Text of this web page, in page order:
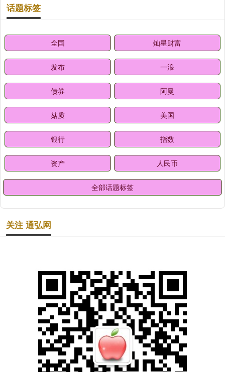
话题标签
全国 灿星财富
发布 一浪
债券 阿曼
菇质 美国
银行 指数
资产 人民币
全部话题标签
关注 通弘网